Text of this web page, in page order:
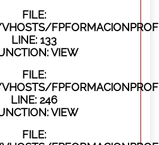
FILE:
LINE: 133
VIEW
FILE:
LINE: 246
VIEW
FILE: